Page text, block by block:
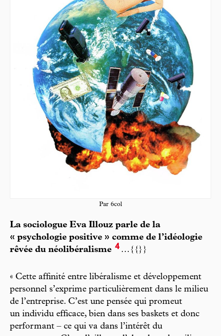
Par 6col
La sociologue Eva Illouz parle de la
« psychologie positive » comme de l’idéologie
rêvée du néolibéralisme 4 …{{}}
« Cette affinité entre libéralisme et développement
personnel s’exprime particulièrement dans le milieu
de l’entreprise. C’est une pensée qui promeut
un individu efficace, bien dans ses baskets et donc
performant – ce qui va dans l’intérêt du